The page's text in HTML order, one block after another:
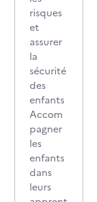
risques
et
assurer
la
sécurité
des
enfants
Accom
pagner
les
enfants
dans
leurs